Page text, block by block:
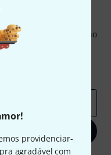
providenciar-
agradável com
em inglês e com um
um dos
no